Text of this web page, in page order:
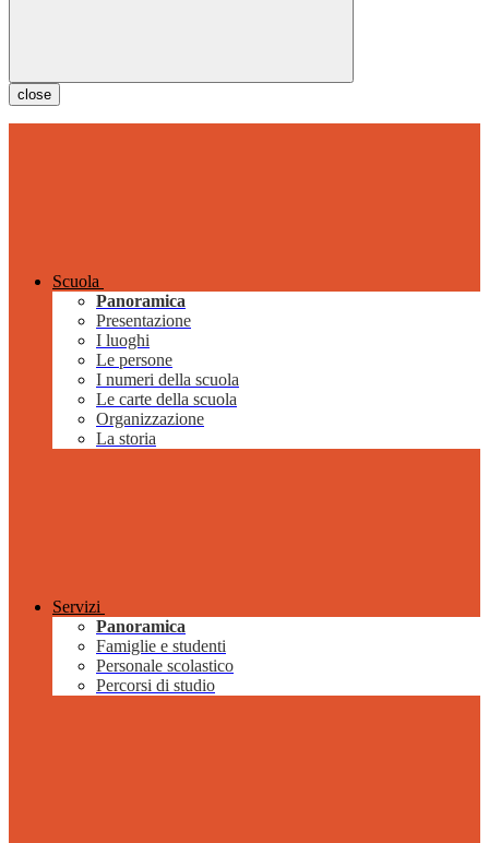
close
Scuola
Panoramica
Presentazione
I luoghi
Le persone
I numeri della scuola
Le carte della scuola
Organizzazione
La storia
Servizi
Panoramica
Famiglie e studenti
Personale scolastico
Percorsi di studio